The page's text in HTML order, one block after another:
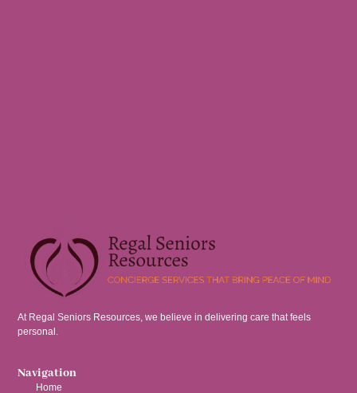
At Regal Seniors Resources, we believe in delivering care that feels
personal.
Navigation
Home